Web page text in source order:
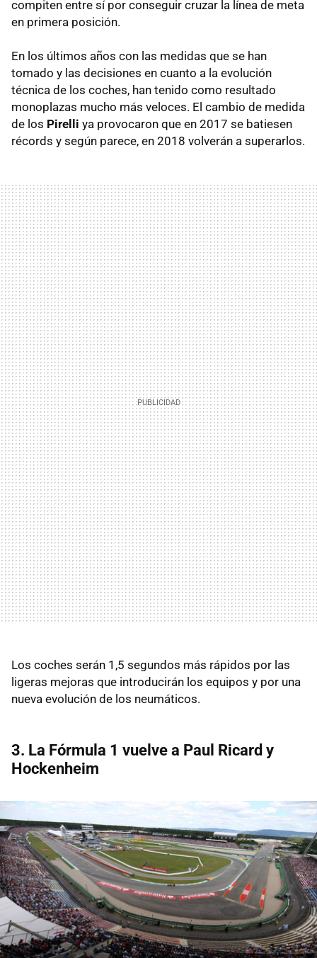
compiten entre sí por conseguir cruzar la línea de meta
en primera posición.
En los últimos años con las medidas que se han
tomado y las decisiones en cuanto a la evolución
técnica de los coches, han tenido como resultado
monoplazas mucho más veloces. El cambio de medida
de los Pirelli ya provocaron que en 2017 se batiesen
récords y según parece, en 2018 volverán a superarlos.
Los coches serán 1,5 segundos más rápidos por las
ligeras mejoras que introducirán los equipos y por una
nueva evolución de los neumáticos.
3. La Fórmula 1 vuelve a Paul Ricard y
Hockenheim